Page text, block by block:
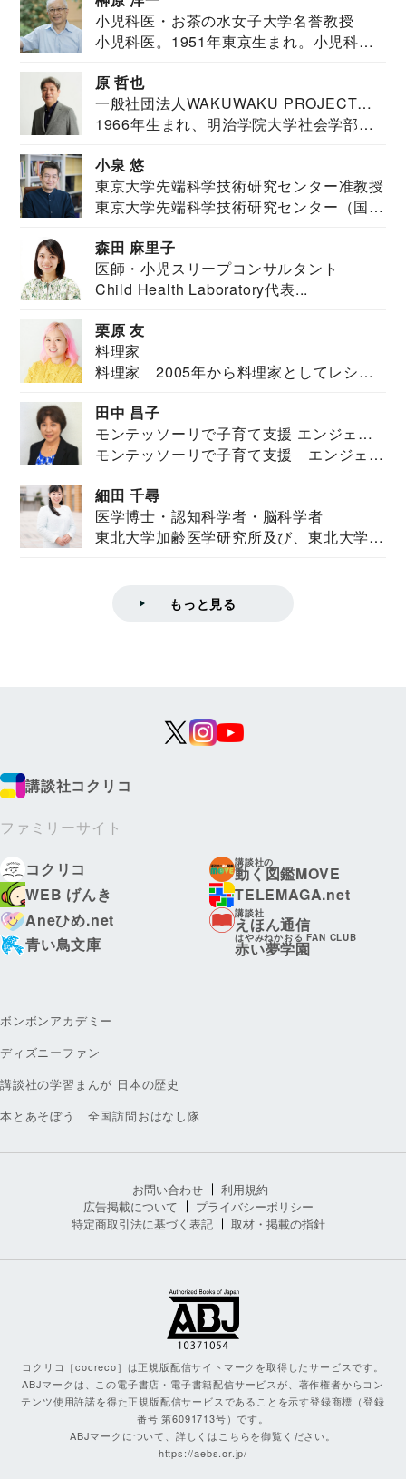
小児科医・お茶の水女子大学名誉教授
小児科医。1951年東京生まれ。小児科
原 哲也
一般社団法人WAKUWAKU PROJECT
JAPAN代表・言語聴覚士・社会福祉士
1966年生まれ、明治学院大学社会学部福
小泉 悠
東京大学先端科学技術研究センター准教授
東京大学先端科学技術研究センター（国際
森田 麻里子
医師・小児スリープコンサルタント
Child Health Laboratory代表...
栗原 友
料理家
料理家 2005年から料理家としてレシピ
田中 昌子
モンテッソーリで子育て支援 エンジェル
ズハウス研究所所長
モンテッソーリで子育て支援 エンジェル
細田 千尋
医学博士・認知科学者・脳科学者
東北大学加齢医学研究所及び、東北大学大
もっと見る
講談社コクリコ
ファミリーサイト
コクリコ
講談社の
動く図鑑MOVE
WEB げんき
TELEMAGA.net
Aneひめ.net
講談社
えほん通信
青い鳥文庫
はやみねかおる FAN CLUB
赤い夢学園
ボンボンアカデミー
ディズニーファン
講談社の学習まんが 日本の歴史
本とあそぼう 全国訪問おはなし隊
お問い合わせ
利用規約
広告掲載について
プライバシーポリシー
特定商取引法に基づく表記
取材・掲載の指針
コクリコ［cocreco］は正規版配信サイトマークを取得したサービスです。
ABJマークは、この電子書店・電子書籍配信サービスが、著作権者からコン
テンツ使用許諾を得た正規版配信サービスであることを示す登録商標（登録
番号 第6091713号）です。
ABJマークについて、詳しくはこちらを御覧ください。
https://aebs.or.jp/